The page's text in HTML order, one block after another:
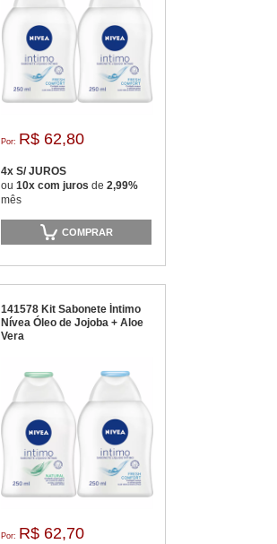
Por: R$ 62,80
4x S/ JUROS
ou 10x com juros de 2,99%
mês
COMPRAR
141578 Kit Sabonete Íntimo
Nívea Óleo de Jojoba + Aloe
Vera
Por: R$ 62,70